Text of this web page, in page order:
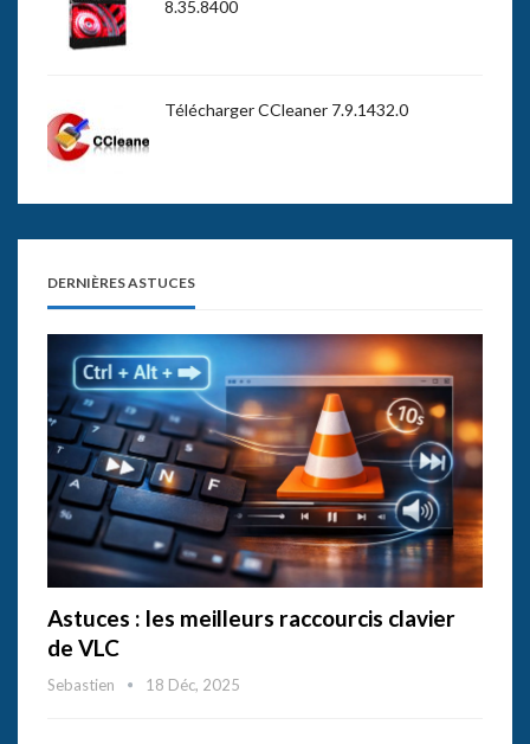
8.35.8400
Télécharger CCleaner 7.9.1432.0
DERNIÈRES ASTUCES
Astuces : les meilleurs raccourcis clavier
de VLC
Sebastien 18 Déc, 2025